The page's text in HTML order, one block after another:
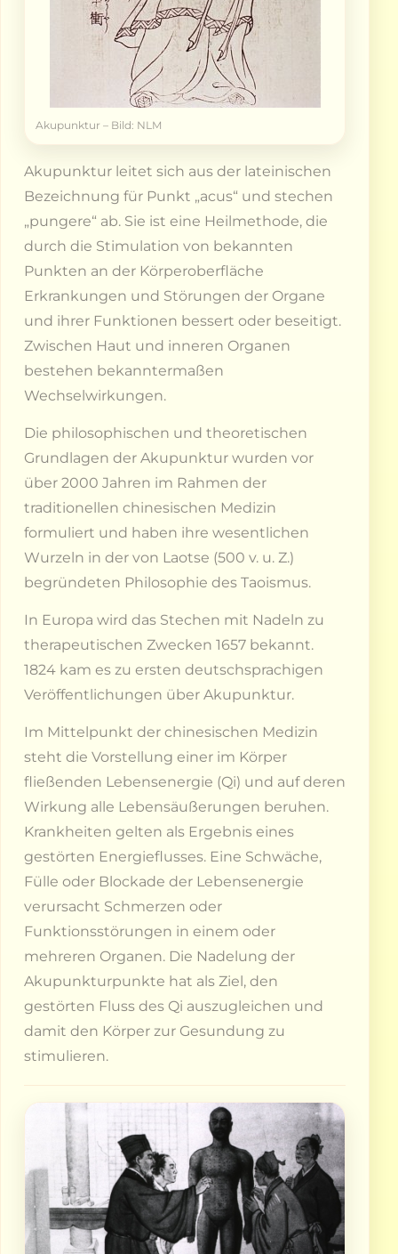
Akupunktur – Bild: NLM
Akupunktur leitet sich aus der lateinischen
Bezeichnung für Punkt „acus“ und stechen
„pungere“ ab. Sie ist eine Heilmethode, die
durch die Stimulation von bekannten
Punkten an der Körperoberfläche
Erkrankungen und Störungen der Organe
und ihrer Funktionen bessert oder beseitigt.
Zwischen Haut und inneren Organen
bestehen bekanntermaßen
Wechselwirkungen.
Die philosophischen und theoretischen
Grundlagen der Akupunktur wurden vor
über 2000 Jahren im Rahmen der
traditionellen chinesischen Medizin
formuliert und haben ihre wesentlichen
Wurzeln in der von Laotse (500 v. u. Z.)
begründeten Philosophie des Taoismus.
In Europa wird das Stechen mit Nadeln zu
therapeutischen Zwecken 1657 bekannt.
1824 kam es zu ersten deutschsprachigen
Veröffentlichungen über Akupunktur.
Im Mittelpunkt der chinesischen Medizin
steht die Vorstellung einer im Körper
fließenden Lebensenergie (Qi) und auf deren
Wirkung alle Lebensäußerungen beruhen.
Krankheiten gelten als Ergebnis eines
gestörten Energieflusses. Eine Schwäche,
Fülle oder Blockade der Lebensenergie
verursacht Schmerzen oder
Funktionsstörungen in einem oder
mehreren Organen. Die Nadelung der
Akupunkturpunkte hat als Ziel, den
gestörten Fluss des Qi auszugleichen und
damit den Körper zur Gesundung zu
stimulieren.